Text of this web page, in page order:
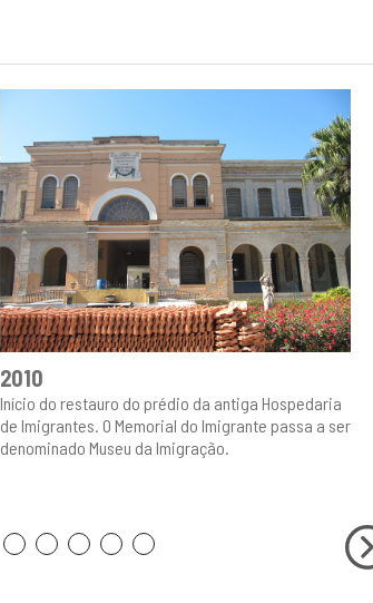
2010
Início do restauro do prédio da antiga Hospedaria
de Imigrantes. O Memorial do Imigrante passa a ser
denominado Museu da Imigração.